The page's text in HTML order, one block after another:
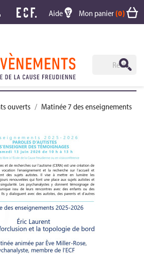
Aide Mon panier(0)
ouverts
Matinée 7 des enseignements